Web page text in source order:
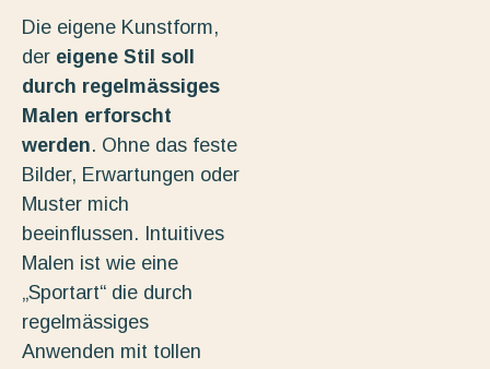
Die eigene Kunstform,
der eigene Stil soll
durch regelmässiges
Malen erforscht
werden. Ohne das feste
Bilder, Erwartungen oder
Muster mich
beeinflussen. Intuitives
Malen ist wie eine
„Sportart“ die durch
regelmässiges
Anwenden mit tollen